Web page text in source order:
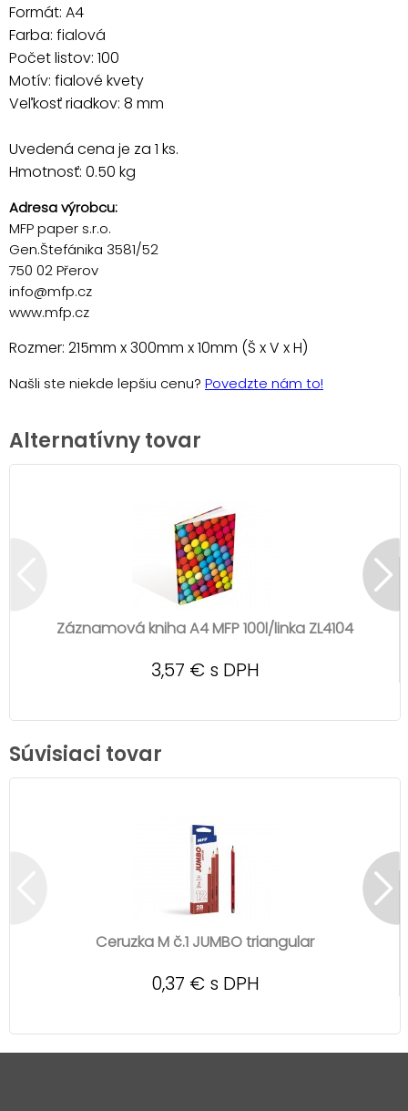
Formát: A4
Farba: fialová
Počet listov: 100
Motív: fialové kvety
Veľkosť riadkov: 8 mm
Uvedená cena je za 1 ks.
Hmotnosť: 0.50 kg
Adresa výrobcu:
MFP paper s.r.o.
Gen.Štefánika 3581/52
750 02 Přerov
info@mfp.cz
www.mfp.cz
Rozmer: 215mm x 300mm x 10mm (Š x V x H)
Našli ste niekde lepšiu cenu? Povedzte nám to!
Alternatívny tovar
Záznamová kniha A4 MFP 100l/linka ZL4104
3,57 € s DPH
Súvisiaci tovar
Ceruzka M č.1 JUMBO triangular
0,37 € s DPH